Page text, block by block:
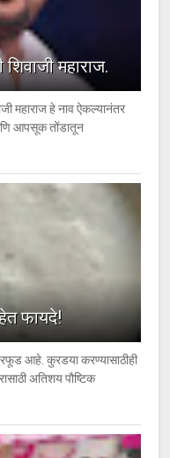
महाराज.
महाराज हे नाव ऐकल्यानंतर
आपसूक तोंडातून
फायदे!
आहे. कुरडया करण्यासाठीही
अतिशय पौष्टिक